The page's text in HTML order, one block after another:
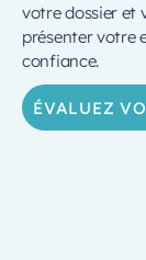
votre dossier et
présenter votre
confiance.